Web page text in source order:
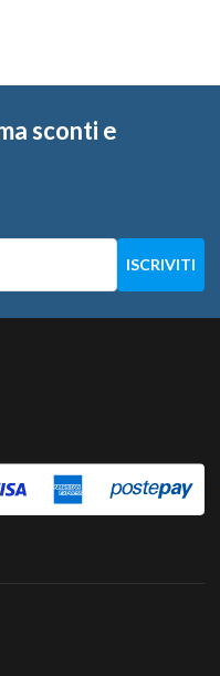
sconti e